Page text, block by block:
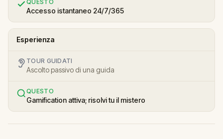
QUESTO
Accesso istantaneo 24/7/365
Esperienza
TOUR GUIDATI
Ascolto passivo di una guida
QUESTO
Gamification attiva; risolvi tu il mistero